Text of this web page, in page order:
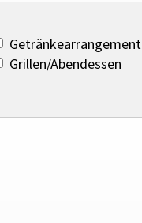
Getränkearrangement
Grillen/Abendessen